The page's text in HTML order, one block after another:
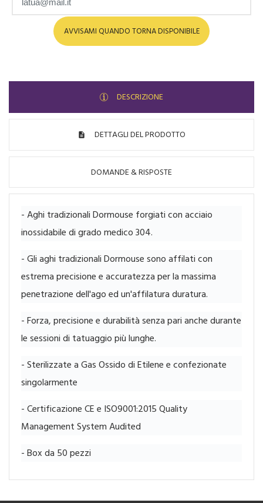
AVVISAMI QUANDO TORNA DISPONIBILE
DESCRIZIONE
DETTAGLI DEL PRODOTTO
DOMANDE & RISPOSTE
- Aghi tradizionali Dormouse forgiati con acciaio
inossidabile di grado medico 304.
- Gli aghi tradizionali Dormouse sono affilati con
estrema precisione e accuratezza per la massima
penetrazione dell'ago ed un'affilatura duratura.
- Forza, precisione e durabilità senza pari anche durante
le sessioni di tatuaggio più lunghe.
- Sterilizzate a Gas Ossido di Etilene e confezionate
singolarmente
- Certificazione CE e ISO9001:2015 Quality
Management System Audited
- Box da 50 pezzi